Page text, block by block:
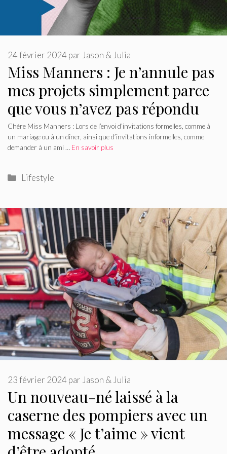
Miss Manners : Je n’annule pas
mes projets simplement parce
que vous n’avez pas répondu
24 février 2024 par Jason & Julia
Chère Miss Manners : Lors de l’envoi d’invitations formelles, comme à
un mariage ou à un dîner, ainsi que d’invitations informelles, comme
demander à un ami … En savoir plus
Catégories
Lifestyle
Un nouveau-né laissé à la
caserne des pompiers avec un
message « Je t’aime » vient
23 février 2024 par Jason & Julia